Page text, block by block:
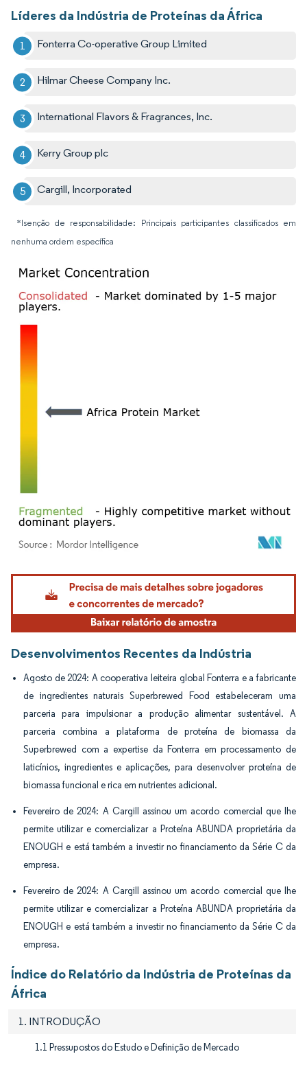
Líderes da Indústria de Proteínas da África
Fonterra Co-operative Group Limited
Hilmar Cheese Company Inc.
International Flavors & Fragrances, Inc.
Kerry Group plc
Cargill, Incorporated
*Isenção de responsabilidade: Principais participantes classificados em
nenhuma ordem específica
Imagem © Mordor Intelligence. O reuso requer atribuição conforme CC BY 4.0.
Desenvolvimentos Recentes da Indústria
Agosto de 2024: A cooperativa leiteira global Fonterra e a fabricante
de ingredientes naturais Superbrewed Food estabeleceram uma
parceria para impulsionar a produção alimentar sustentável. A
parceria combina a plataforma de proteína de biomassa da
Superbrewed com a expertise da Fonterra em processamento de
laticínios, ingredientes e aplicações, para desenvolver proteína de
biomassa funcional e rica em nutrientes adicional.
Fevereiro de 2024: A Cargill assinou um acordo comercial que lhe
permite utilizar e comercializar a Proteína ABUNDA proprietária da
ENOUGH e está também a investir no financiamento da Série C da
empresa.
Fevereiro de 2024: A Cargill assinou um acordo comercial que lhe
permite utilizar e comercializar a Proteína ABUNDA proprietária da
ENOUGH e está também a investir no financiamento da Série C da
empresa.
Índice do Relatório da Indústria de Proteínas da
África
1. INTRODUÇÃO
1.1 Pressupostos do Estudo e Definição de Mercado